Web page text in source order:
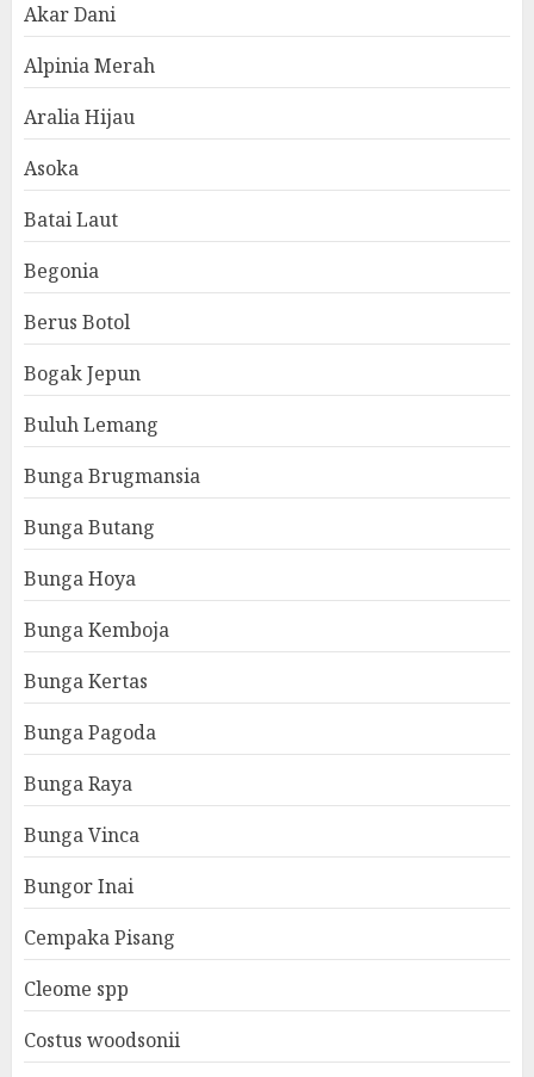
Akar Dani
Alpinia Merah
Aralia Hijau
Asoka
Batai Laut
Begonia
Berus Botol
Bogak Jepun
Buluh Lemang
Bunga Brugmansia
Bunga Butang
Bunga Hoya
Bunga Kemboja
Bunga Kertas
Bunga Pagoda
Bunga Raya
Bunga Vinca
Bungor Inai
Cempaka Pisang
Cleome spp
Costus woodsonii